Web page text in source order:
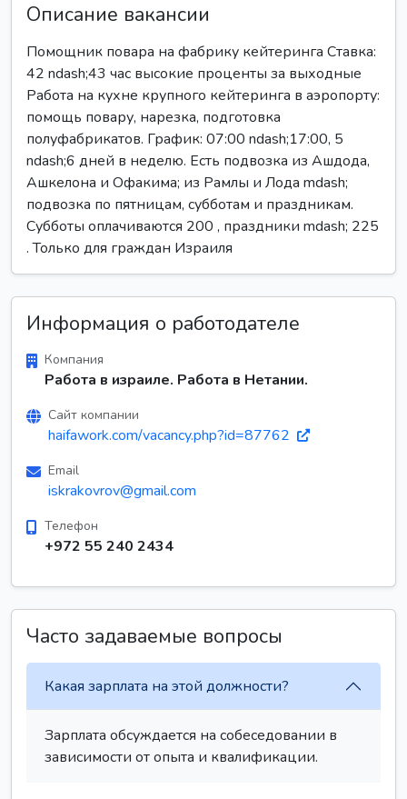
Описание вакансии
Помощник повара на фабрику кейтеринга Ставка:
42 ndash;43 час высокие проценты за выходные
Работа на кухне крупного кейтеринга в аэропорту:
помощь повару, нарезка, подготовка
полуфабрикатов. График: 07:00 ndash;17:00, 5
ndash;6 дней в неделю. Есть подвозка из Ашдода,
Ашкелона и Офакима; из Рамлы и Лода mdash;
подвозка по пятницам, субботам и праздникам.
Субботы оплачиваются 200 , праздники mdash; 225
. Только для граждан Израиля
Информация о работодателе
Компания
Работа в израиле. Работа в Нетании.
Сайт компании
haifawork.com/vacancy.php?id=87762
Email
iskrakovrov@gmail.com
Телефон
+972 55 240 2434
Часто задаваемые вопросы
Какая зарплата на этой должности?
Зарплата обсуждается на собеседовании в
зависимости от опыта и квалификации.